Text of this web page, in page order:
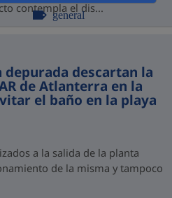
contempla el dis...
general
depurada descartan la
de Atlanterra en la
el baño en la playa
a la salida de la planta
de la misma y tampoco